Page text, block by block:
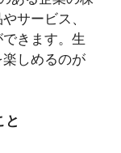
サービス、
きます。生
しめるのが
と